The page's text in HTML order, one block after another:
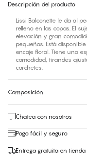
Descripción del producto
Lissi Balconette le da al
relleno en las copas. El
elevación y gran
pequeñas. Está
encaje floral. Tiene una
comodidad, tirandes
corchetes.
Composición
Chatea con nosotros
Pago fácil y seguro
Entrega gratuita en tienda